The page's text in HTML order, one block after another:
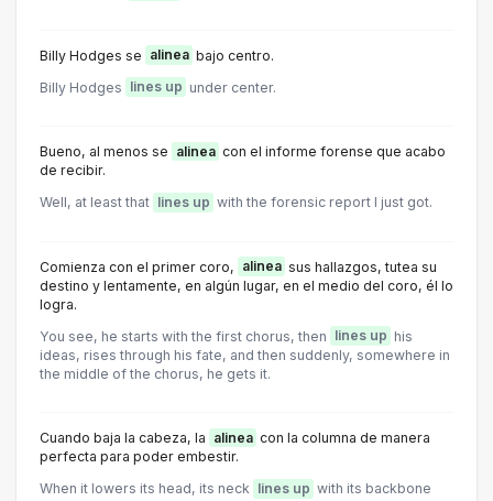
Billy Hodges se alinea bajo centro.
Billy Hodges
lines up under center.
Bueno, al menos se alinea con el informe forense que acabo
de recibir.
Well, at least that lines up with the forensic report I just got.
Comienza con el primer coro, alinea sus hallazgos, tutea su
destino y lentamente, en algún lugar, en el medio del coro, él lo
logra.
You see, he starts with the first chorus, then
lines up his
ideas, rises through his fate, and then suddenly, somewhere in
the middle of the chorus, he gets it.
Cuando baja la cabeza, la alinea con la columna de manera
perfecta para poder embestir.
When it lowers its head, its neck lines up with its backbone